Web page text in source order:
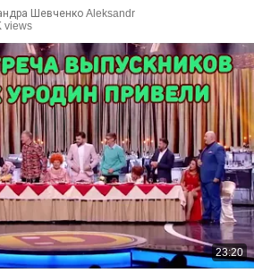
Шевченко Aleksandr
views
23:20